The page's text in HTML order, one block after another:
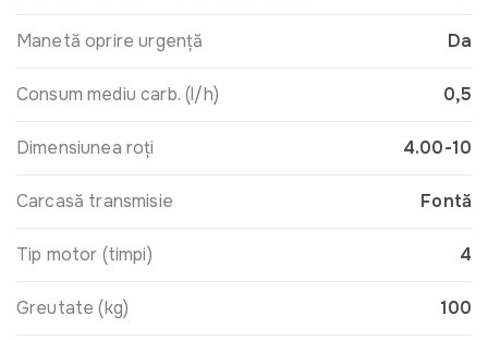
Manetă oprire urgență Da
Consum mediu carb. (l/h) 0,5
Dimensiunea roți 4.00-10
Carcasă transmisie Fontă
Tip motor (timpi) 4
Greutate (kg) 100